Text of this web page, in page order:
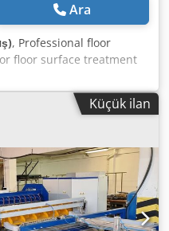
Ara
, Professional floor
floor surface treatment
Blastrac / Früh.
removing coatings,
for preparing concrete
equipped with a
a milling drum. Ideal for
specifications: •
RT-2000 EL •
Power supply: 230 V •
Küçük ilan